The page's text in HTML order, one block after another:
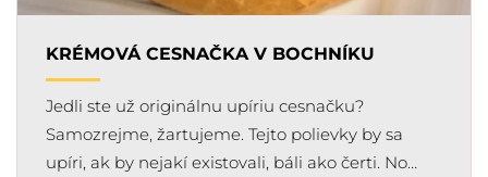
KRÉMOVÁ CESNAČKA V BOCHNÍKU
Jedli ste už originálnu upíriu cesnačku?
Samozrejme, žartujeme. Tejto polievky by sa
upíri, ak by nejakí existovali, báli ako čerti. No…